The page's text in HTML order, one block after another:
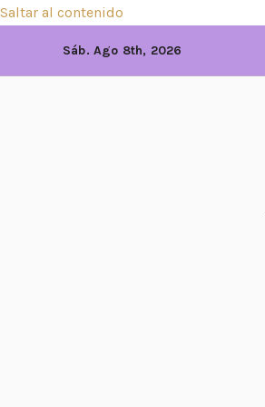
Saltar al contenido
Sáb. Ago 8th, 2026